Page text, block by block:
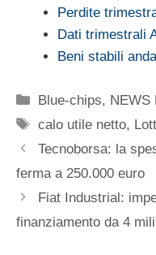
Perdite
Dati trimestrali
Beni stabili
Categorie
Blue-chips, NEWS
Tag
calo utile netto,
Tecnoborsa: la
ferma a 250.000 euro
Fiat Industrial:
finanziamento da 4